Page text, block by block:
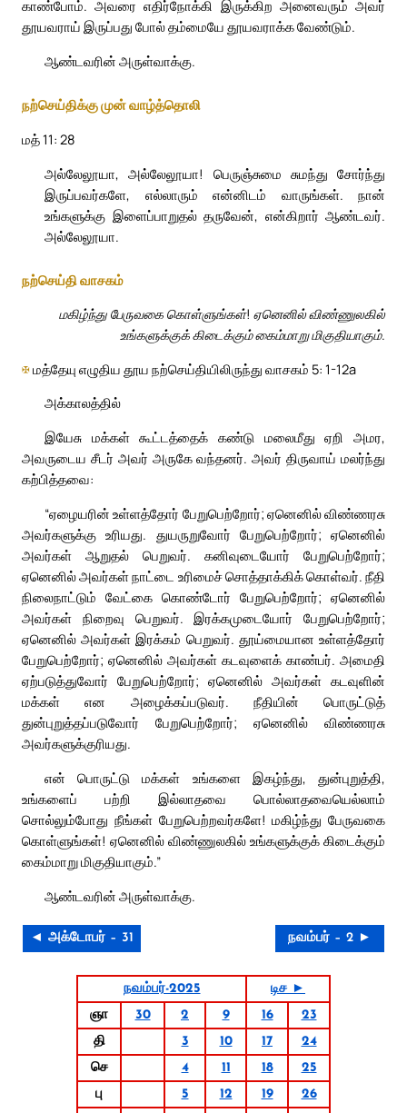
காண்போம். அவரை எதிர்நோக்கி இருக்கிற அனைவரும் அவர்
தூயவராய் இருப்பது போல் தம்மையே தூயவராக்க வேண்டும்.
ஆண்டவரின் அருள்வாக்கு.
நற்செய்திக்கு முன் வாழ்த்தொலி
மத் 11: 28
அல்லேலூயா, அல்லேலூயா! பெருஞ்சுமை சுமந்து சோர்ந்து
இருப்பவர்களே, எல்லாரும் என்னிடம் வாருங்கள். நான்
உங்களுக்கு இளைப்பாறுதல் தருவேன், என்கிறார் ஆண்டவர்.
அல்லேலூயா.
நற்செய்தி வாசகம்
மகிழ்ந்து பேருவகை கொள்ளுங்கள்! ஏனெனில் விண்ணுலகில்
உங்களுக்குக் கிடைக்கும் கைம்மாறு மிகுதியாகும்.
✠மத்தேயு எழுதிய தூய நற்செய்தியிலிருந்து வாசகம் 5: 1-12a
அக்காலத்தில்
இயேசு மக்கள் கூட்டத்தைக் கண்டு மலைமீது ஏறி அமர,
அவருடைய சீடர் அவர் அருகே வந்தனர். அவர் திருவாய் மலர்ந்து
கற்பித்தவை:
“ஏழையரின் உள்ளத்தோர் பேறுபெற்றோர்; ஏனெனில் விண்ணரசு
அவர்களுக்கு உரியது. துயருறுவோர் பேறுபெற்றோர்; ஏனெனில்
அவர்கள் ஆறுதல் பெறுவர். கனிவுடையோர் பேறுபெற்றோர்;
ஏனெனில் அவர்கள் நாட்டை உரிமைச் சொத்தாக்கிக் கொள்வர். நீதி
நிலைநாட்டும் வேட்கை கொண்டோர் பேறுபெற்றோர்; ஏனெனில்
அவர்கள் நிறைவு பெறுவர். இரக்கமுடையோர் பேறுபெற்றோர்;
ஏனெனில் அவர்கள் இரக்கம் பெறுவர். தூய்மையான உள்ளத்தோர்
பேறுபெற்றோர்; ஏனெனில் அவர்கள் கடவுளைக் காண்பர். அமைதி
ஏற்படுத்துவோர் பேறுபெற்றோர்; ஏனெனில் அவர்கள் கடவுளின்
மக்கள் என அழைக்கப்படுவர். நீதியின் பொருட்டுத்
துன்புறுத்தப்படுவோர் பேறுபெற்றோர்; ஏனெனில் விண்ணரசு
அவர்களுக்குரியது.
என் பொருட்டு மக்கள் உங்களை இகழ்ந்து, துன்புறுத்தி,
உங்களைப் பற்றி இல்லாதவை பொல்லாதவையெல்லாம்
சொல்லும்போது நீங்கள் பேறுபெற்றவர்களே! மகிழ்ந்து பேருவகை
கொள்ளுங்கள்! ஏனெனில் விண்ணுலகில் உங்களுக்குக் கிடைக்கும்
கைம்மாறு மிகுதியாகும்.”
ஆண்டவரின் அருள்வாக்கு.
◄ அக்டோபர் – 31 நவம்பர் – 2 ►
நவம்பர்-2025
டிச ►
ஞா
30 2 9 16
23
தி
3 10 17
24
செ
4 11 18
25
பு
5 12 19
26